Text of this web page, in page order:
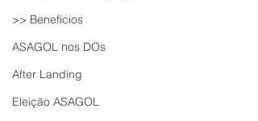
>> Benefícios
ASAGOL nos DOs
After Landing
Eleição ASAGOL